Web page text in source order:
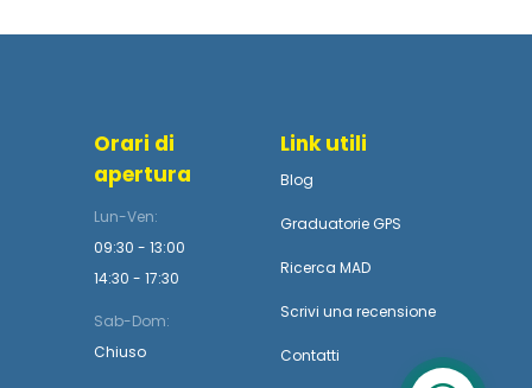
Orari di
apertura
Lun-Ven:
09:30 - 13:00
14:30 - 17:30
Sab-Dom:
Chiuso
Link utili
Blog
Graduatorie GPS
Ricerca MAD
Scrivi una recensione
Contatti